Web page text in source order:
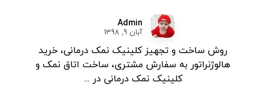
Admin
آبان 9, 1398
روش ساخت و تجهیز کلینیک نمک درمانی، خرید
هالوژنراتور به سفارش مشتری، ساخت اتاق نمک و
کلینیک نمک درمانی در ...